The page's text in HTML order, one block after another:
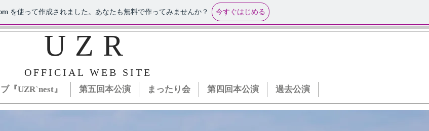
を使って作成されました。あなたも無料で作ってみませんか？ 今すぐはじめる
UZR
OFFICIAL WEB SITE
『UZR`nest』 第五回本公演 まったり会 第四回本公演 過去公演